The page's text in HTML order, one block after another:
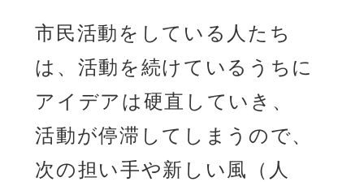
市民活動をしている人たち
は、活動を続けているうちに
アイデアは硬直していき、
活動が停滞してしまうので、
次の担い手や新しい風（人